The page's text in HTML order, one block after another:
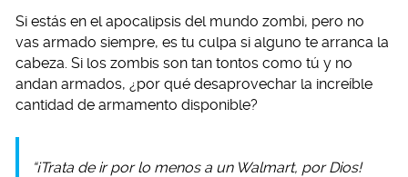
Si estás en el apocalipsis del mundo zombi, pero no
vas armado siempre, es tu culpa si alguno te arranca la
cabeza. Si los zombis son tan tontos como tú y no
andan armados, ¿por qué desaprovechar la increíble
cantidad de armamento disponible?
“¡Trata de ir por lo menos a un Walmart, por Dios!